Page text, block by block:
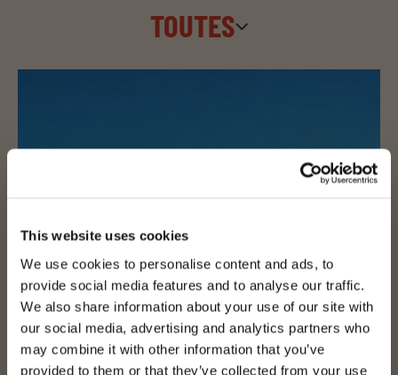
This website uses cookies
We use cookies to personalise content and ads, to
provide social media features and to analyse our traffic.
We also share information about your use of our site with
our social media, advertising and analytics partners who
may combine it with other information that you’ve
provided to them or that they’ve collected from your use
TOUTES